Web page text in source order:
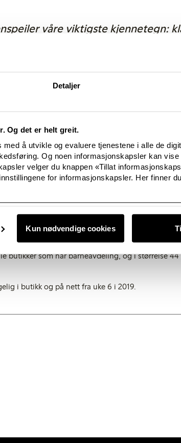
Detaljer
Og det er helt greit.
å utvikle og evaluere tjenestene i alle de
Og noen informasjonskapsler kan
velger du knappen «Tillat
for informasjonskapsler. Her finner
Kun nødvendige cookies
våre viktigste kjennetegn:
hvor du får to størrelser i samme
plagget etter hvert som den
to nye babykonsepter: Soft Nature og The
med et behagelig skandinavisk uttrykk
av naturen og skogen, og eventyrtrykkene består
med et morsomt og sprøtt uttrykk, og klærne
enklere å kombinere og inneholder alt en baby
materialer i babykolleksjonen, og produktene
være tilgjengelig i nye størrelser.
butikker som har barneavdeling, og i størrelse
i butikk og på nett fra uke 6 i 2019.